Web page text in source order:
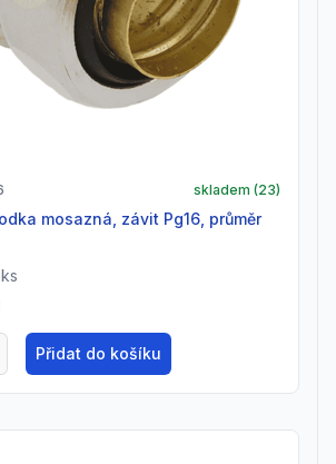
skladem (23)
ks
Přidat do košíku